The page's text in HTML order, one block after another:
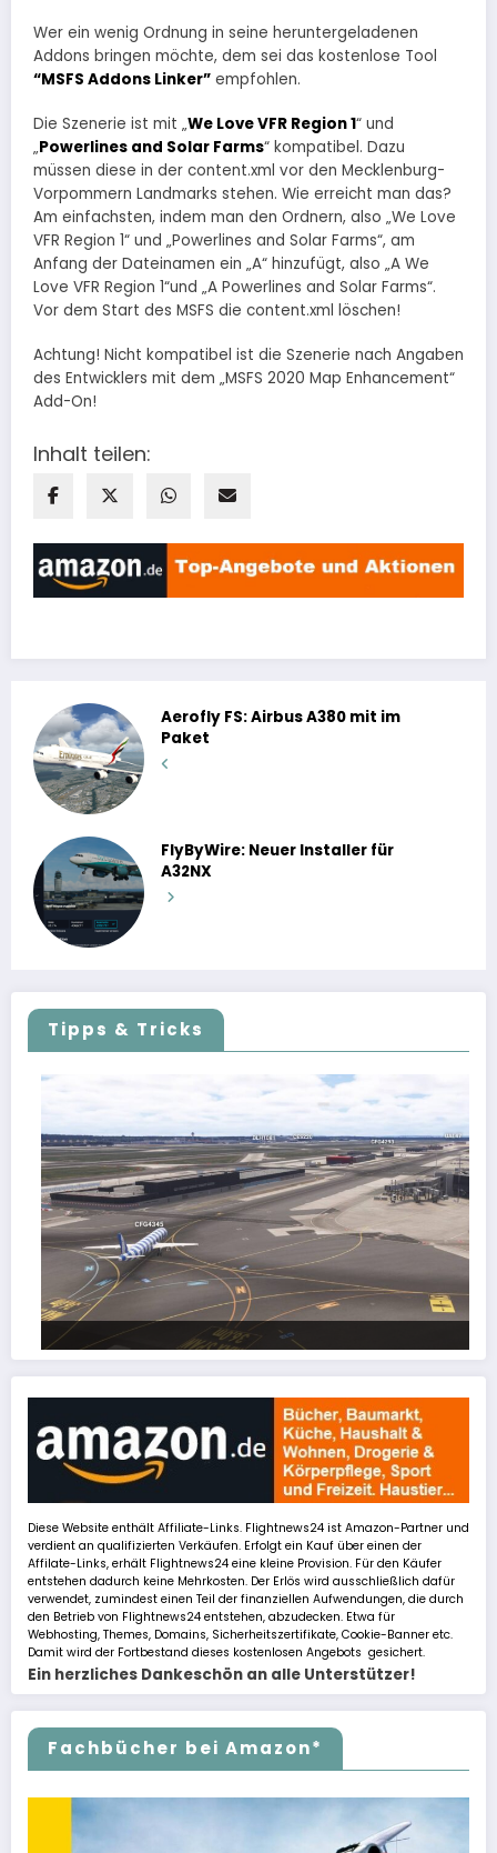
Wer ein wenig Ordnung in seine heruntergeladenen
Addons bringen möchte, dem sei das kostenlose Tool
“MSFS Addons Linker” empfohlen.
Die Szenerie ist mit „We Love VFR Region 1“ und
„Powerlines and Solar Farms“ kompatibel. Dazu
müssen diese in der content.xml vor den Mecklenburg-
Vorpommern Landmarks stehen. Wie erreicht man das?
Am einfachsten, indem man den Ordnern, also „We Love
VFR Region 1“ und „Powerlines and Solar Farms“, am
Anfang der Dateinamen ein „A“ hinzufügt, also „A We
Love VFR Region 1“und „A Powerlines and Solar Farms“.
Vor dem Start des MSFS die content.xml löschen!
Achtung! Nicht kompatibel ist die Szenerie nach Angaben
des Entwicklers mit dem „MSFS 2020 Map Enhancement“
Add-On!
Inhalt teilen:
Aerofly FS: Airbus A380 mit im
Paket
FlyByWire: Neuer Installer für
A32NX
Tipps & Tricks
FSLTL Traffic: Tipps und Tricks, damit es klappt!
Diese Website enthält Affiliate-Links. Flightnews24 ist Amazon-Partner und
verdient an qualifizierten Verkäufen. Erfolgt ein Kauf über einen der
Affilate-Links, erhält Flightnews24 eine kleine Provision. Für den Käufer
entstehen dadurch keine Mehrkosten. Der Erlös wird ausschließlich dafür
verwendet, zumindest einen Teil der finanziellen Aufwendungen, die durch
den Betrieb von Flightnews24 entstehen, abzudecken. Etwa für
Webhosting, Themes, Domains, Sicherheitszertifikate, Cookie-Banner etc.
Damit wird der Fortbestand dieses kostenlosen Angebots gesichert.
Ein herzliches Dankeschön an alle Unterstützer!
Fachbücher bei Amazon*